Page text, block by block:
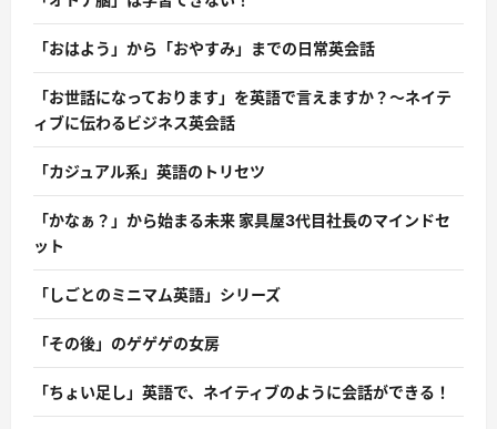
「おはよう」から「おやすみ」までの日常英会話
「お世話になっております」を英語で言えますか？〜ネイテ
ィブに伝わるビジネス英会話
「カジュアル系」英語のトリセツ
「かなぁ？」から始まる未来 家具屋3代目社長のマインドセ
ット
「しごとのミニマム英語」シリーズ
「その後」のゲゲゲの女房
「ちょい足し」英語で、ネイティブのように会話ができる！